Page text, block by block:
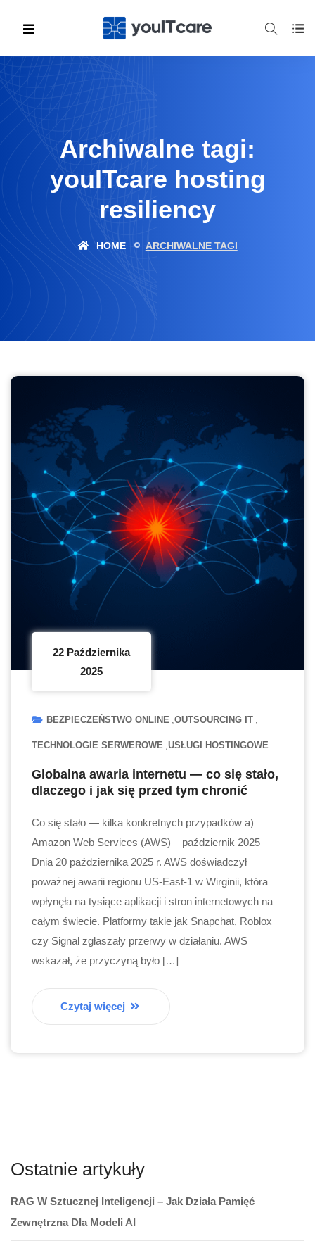
Archiwalne tagi:
youITcare hosting
resiliency
HOME ARCHIWALNE TAGI
22 Października
2025
BEZPIECZEŃSTWO ONLINE OUTSOURCING IT
TECHNOLOGIE SERWEROWE USŁUGI HOSTINGOWE
Globalna awaria internetu — co się stało,
dlaczego i jak się przed tym chronić
Co się stało — kilka konkretnych przypadków a)
Amazon Web Services (AWS) – październik 2025
Dnia 20 października 2025 r. AWS doświadczył
poważnej awarii regionu US-East-1 w Wirginii, która
wpłynęła na tysiące aplikacji i stron internetowych na
całym świecie. Platformy takie jak Snapchat, Roblox
czy Signal zgłaszały przerwy w działaniu. AWS
wskazał, że przyczyną było […]
Czytaj więcej
Ostatnie artykuły
RAG W Sztucznej Inteligencji – Jak Działa Pamięć
Zewnętrzna Dla Modeli AI